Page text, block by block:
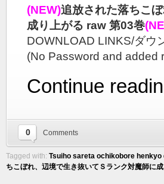
(NEW)追放された落ちこ
成り上がる raw 第03巻
DOWNLOAD LINKS/ダウ
(No Password and added
Continue
0 Comments
Tagged with: Tsuiho sareta ochikobore
ちこぼれ、辺境で生き抜いてＳランク対魔師に